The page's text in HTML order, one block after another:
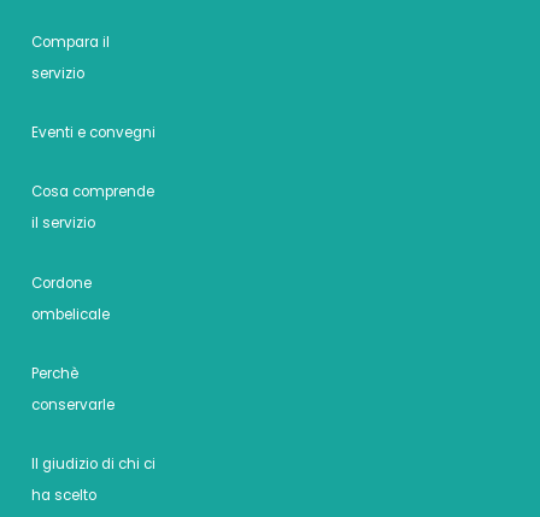
Compara il
servizio
Eventi e convegni
Cosa comprende
il servizio
Cordone
ombelicale
Perchè
conservarle
Il giudizio di chi ci
ha scelto